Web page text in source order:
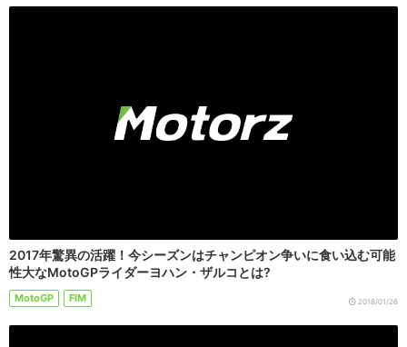
2017年驚異の活躍！今シーズンはチャンピオン争いに食い込む可能
性大なMotoGPライダーヨハン・ザルコとは?
MotoGP FIM 2018/01/26